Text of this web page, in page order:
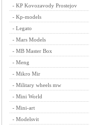
- KP Kovozavody Prostejov
- Kp-models
- Legato
- Mars Models
- MB Master Box
- Meng
- Mikro Mir
- Military wheels mw
- Mini World
- Mini-art
- Modelsvit